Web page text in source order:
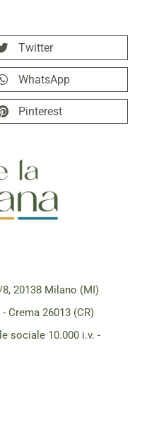
Twitter
WhatsApp
Pinterest
20138 Milano (MI)
Crema 26013 (CR)
sociale 10.000 i.v. -